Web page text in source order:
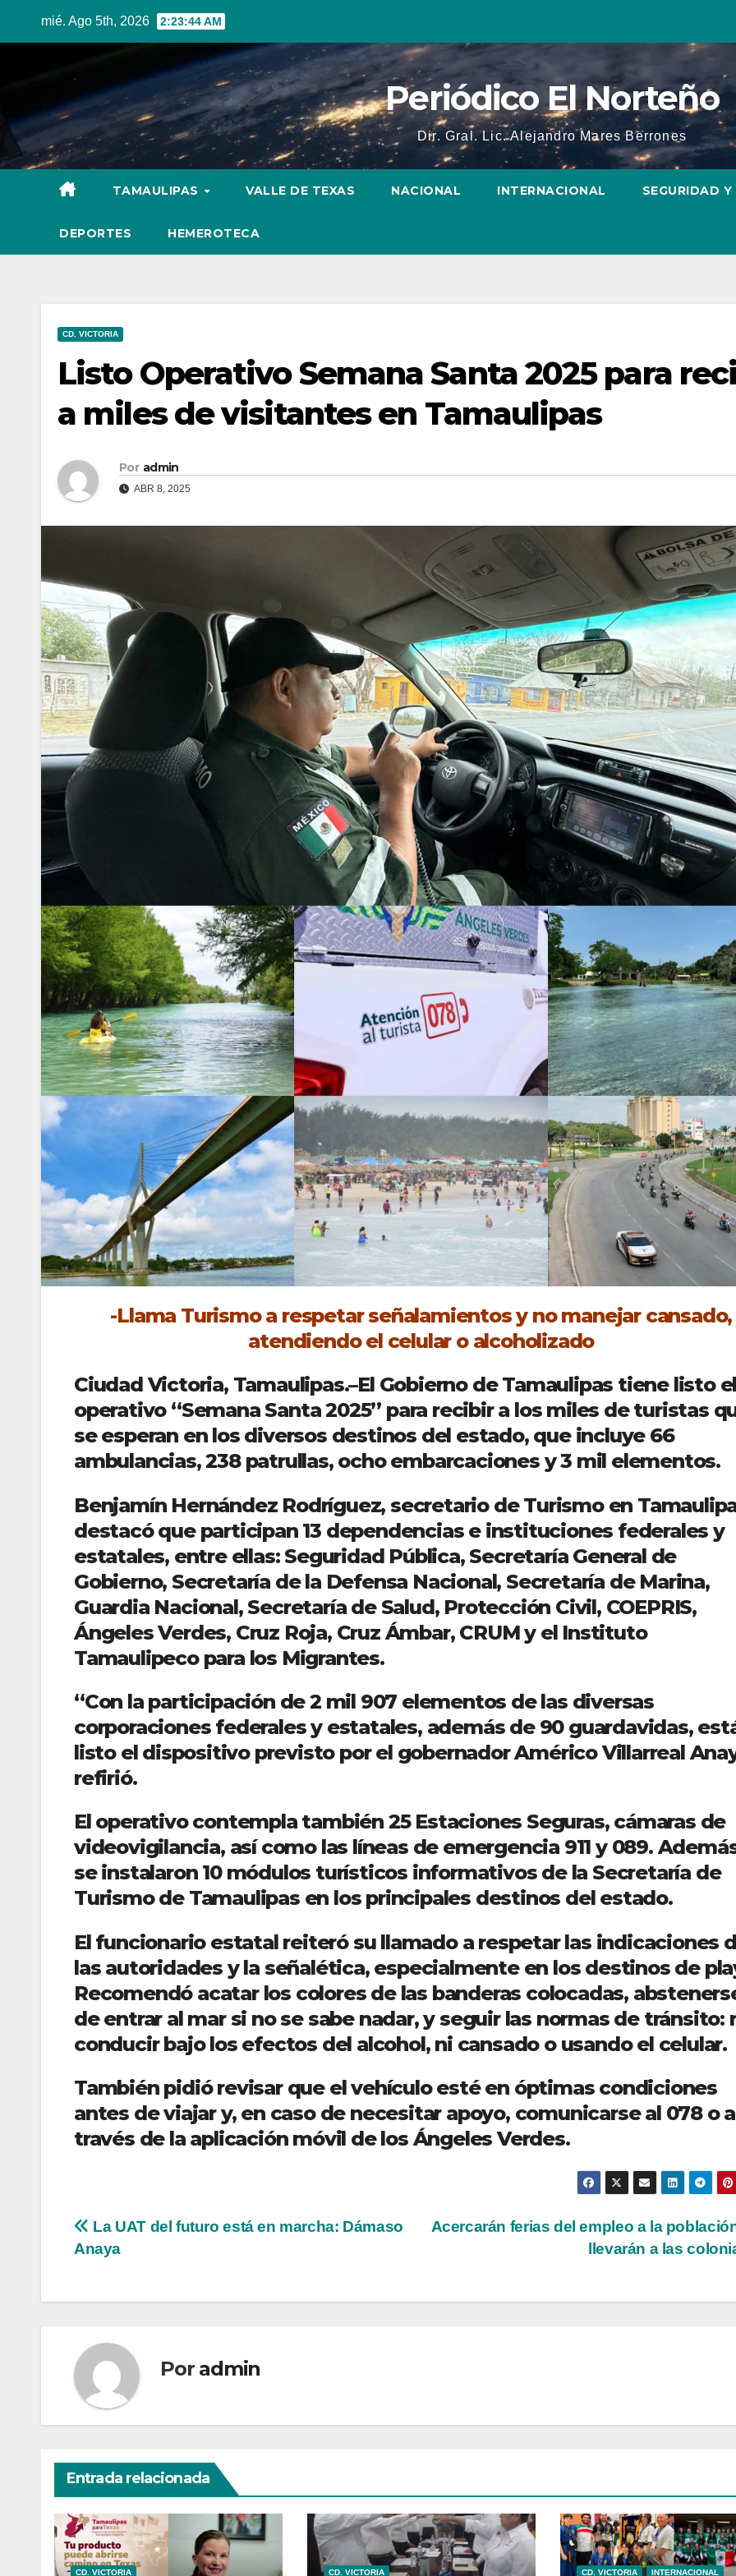
mié. Ago 5th, 2026 2:23:45 AM
Periódico El Norteño
Dir. Gral. Lic. Alejandro Mares Berrones
TAMAULIPAS VALLE DE TEXAS NACIONAL INTERNACIONAL SEGURIDAD
DEPORTES HEMEROTECA
CD. VICTORIA
Listo Operativo Semana Santa 2025 para
a miles de visitantes en Tamaulipas
Por admin
ABR 8, 2025
-Llama Turismo a respetar señalamientos y no manejar cansado,
atendiendo el celular o alcoholizado
Ciudad Victoria, Tamaulipas.–El Gobierno de Tamaulipas tiene listo
operativo “Semana Santa 2025” para recibir a los miles de turistas
se esperan en los diversos destinos del estado, que incluye 66
ambulancias, 238 patrullas, ocho embarcaciones y 3 mil elementos.
Benjamín Hernández Rodríguez, secretario de Turismo en
destacó que participan 13 dependencias e instituciones federales y
estatales, entre ellas: Seguridad Pública, Secretaría General de
Gobierno, Secretaría de la Defensa Nacional, Secretaría de Marina,
Guardia Nacional, Secretaría de Salud, Protección Civil, COEPRIS,
Ángeles Verdes, Cruz Roja, Cruz Ámbar, CRUM y el Instituto
Tamaulipeco para los Migrantes.
“Con la participación de 2 mil 907 elementos de las diversas
corporaciones federales y estatales, además de 90 guardavidas,
listo el dispositivo previsto por el gobernador Américo Villarreal
refirió.
El operativo contempla también 25 Estaciones Seguras, cámaras de
videovigilancia, así como las líneas de emergencia 911 y 089.
se instalaron 10 módulos turísticos informativos de la Secretaría de
Turismo de Tamaulipas en los principales destinos del estado.
El funcionario estatal reiteró su llamado a respetar las indicaciones
las autoridades y la señalética, especialmente en los destinos de
Recomendó acatar los colores de las banderas colocadas,
de entrar al mar si no se sabe nadar, y seguir las normas de tránsito:
conducir bajo los efectos del alcohol, ni cansado o usando el celular.
También pidió revisar que el vehículo esté en óptimas condiciones
antes de viajar y, en caso de necesitar apoyo, comunicarse al 078 o a
través de la aplicación móvil de los Ángeles Verdes.
Navegación
de
entradas
Acercarán ferias del empleo a la
llevarán a las
La UAT del futuro está en marcha: Dámaso
Anaya
Por admin
Entrada relacionada
CD. VICTORIA CD. VICTORIA CD. VICTORIA INTERNACIONAL